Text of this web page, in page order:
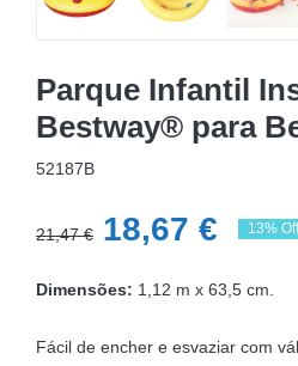
Parque Infantil
Bestway® para
52187B
21,47€ O
original
era:
18,67 €O
atual
é:
13% Off
Dimensões: 1,12 m x 63,5 cm.
Fácil de encher e esvaziar com